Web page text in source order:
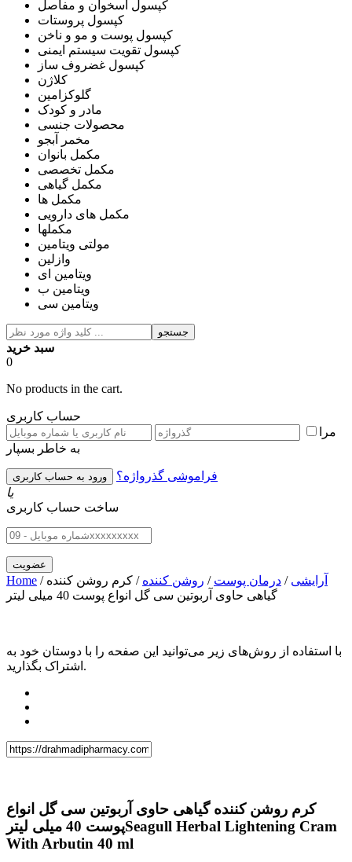
کپسول اسخوان و مفاصل
کپسول پروستات
کپسول پوست و مو و ناخن
کپسول تقویت سیستم ایمنی
کپسول غضروف ساز
کلاژن
گلوکزامین
مادر و کودک
محصولات جنسی
مخمر آبجو
مکمل بانوان
مکمل تخصصی
مکمل گیاهی
مکمل ها
مکمل های دارویی
مکملها
مولتی ویتامین
وازلین
ویتامین ای
ویتامین ب
ویتامین سی
جستجو
سبد خرید
0
No products in the cart.
حساب کاربری
مرا
به خاطر بسپار
فراموشی گذرواژه؟
یا
ساخت حساب کاربری
Home / آرایشی / درمان پوست / روشن کننده / کرم روشن کننده
گیاهی حاوی آربوتین سی گل انواع پوست 40 میلی لیتر
با استفاده از روش‌های زیر می‌توانید این صفحه را با دوستان خود به
اشتراک بگذارید.
کرم روشن کننده گیاهی حاوی آربوتین سی گل انواع
پوست 40 میلی لیترSeagull Herbal Lightening Cram
With Arbutin 40 ml